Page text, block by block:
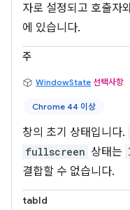
자로 설정되고 호출자
에 있습니다.
주
WindowState 선택사항
Chrome 44 이상
창의 초기 상태입니다.
fullscreen 상태는
결합할 수 없습니다.
tabId